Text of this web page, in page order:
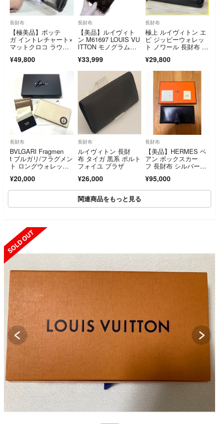
長財布
【極美品】ボッテ
ガ イントレチャート×
マットクロコ ラウン
¥49,800
長財布
【美品】ルイヴィト
ン M61697 LOUIS VU
ITTON モノグラムエ
イユブラザ 長財布 黒
色 メンズ
¥33,999
長財布
極上 ルイヴィトン エ
ピ ジッピーウォレッ
ト ノワール 長財布 A
¥29,800
長財布
BVLGARI Fragmen
t ブルガリ/フラグメン
ト ロングウォレッ
¥20,000
長財布
ルイヴィトン 長財
布 タイガ 黒系 ポルト
フォイユ ブラザ
¥26,000
長財布
【美品】HERMES ベ
アン ボックスカー
フ 長財布 シルバー金
¥95,000
関連商品をもっと見る